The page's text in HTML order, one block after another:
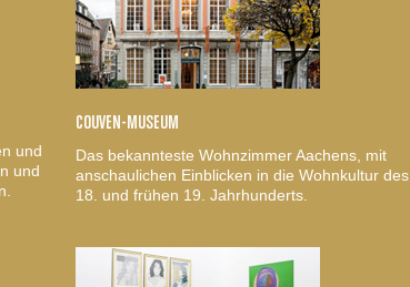
und
und
COUVEN-MUSEUM
Das bekannteste Wohnzimmer Aachens, mit
anschaulichen Einblicken in die Wohnkultur des
18. und frühen 19. Jahrhunderts.